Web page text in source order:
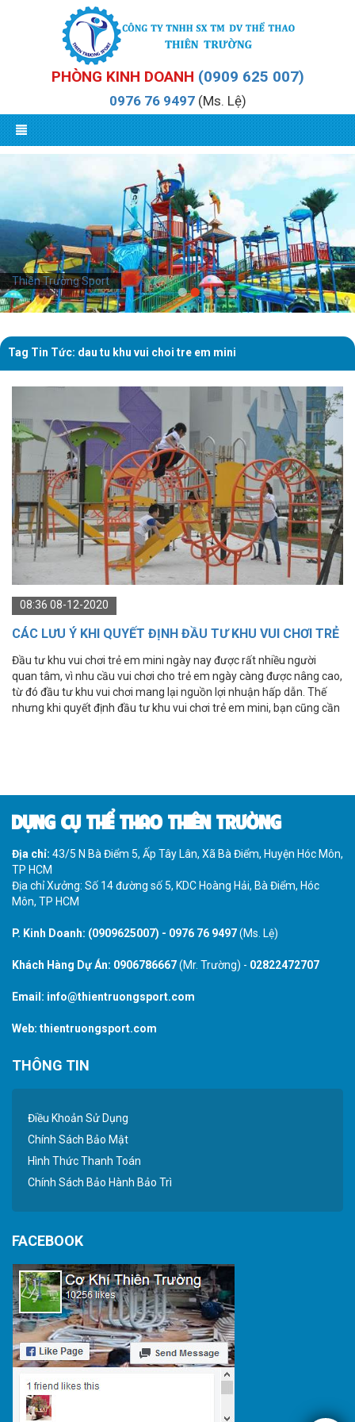
PHÒNG KINH DOANH (0909 625 007)
0976 76 9497(Ms. Lệ)
Thiên Trường Sport
Tag Tin Tức: dau tu khu vui choi tre em mini
08:36 08-12-2020
CÁC LƯU Ý KHI QUYẾT ĐỊNH ĐẦU TƯ KHU VUI CHƠI TRẺ
EM MINI
Đầu tư khu vui chơi trẻ em mini ngày nay được rất nhiều người
quan tâm, vì nhu cầu vui chơi cho trẻ em ngày càng được nâng cao,
từ đó đầu tư khu vui chơi mang lại nguồn lợi nhuận hấp dẫn. Thế
nhưng khi quyết định đầu tư khu vui chơi trẻ em mini, bạn cũng cần
DỤNG CỤ THỂ THAO THIÊN TRƯỜNG
Địa chỉ: 43/5 N Bà Điểm 5, Ấp Tây Lân, Xã Bà Điểm, Huyện Hóc Môn,
TP HCM
Địa chỉ Xưởng: Số 14 đường số 5, KDC Hoàng Hải, Bà Điểm, Hóc
Môn, TP HCM
P. Kinh Doanh: (0909625007) - 0976 76 9497(Ms. Lệ)
Khách Hàng Dự Án: 0906786667(Mr. Trường) - 02822472707
Email: info@thientruongsport.com
Web: thientruongsport.com
THÔNG TIN
Điều Khoản Sử Dụng
Chính Sách Bảo Mật
Hình Thức Thanh Toán
Chính Sách Bảo Hành Bảo Trì
FACEBOOK